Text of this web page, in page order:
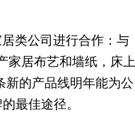
类公司进行合作：与
家居布艺和墙纸，床上
新的产品线明年能为公
最佳途径。